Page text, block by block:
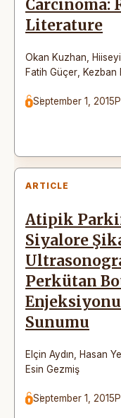
Carcinoma:
Literature
Okan Kuzhan
Fatih Güçer
Kezban
September 1, 2015
ARTICLE
Atipik
Siyalore
Perkütan
Sunumu
Elçin Aydın Hasan
Esin Gezmiş
September 1, 2015